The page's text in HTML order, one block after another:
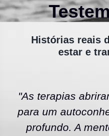
Histórias reais
estar e
"As terapias
para um
profundo. A